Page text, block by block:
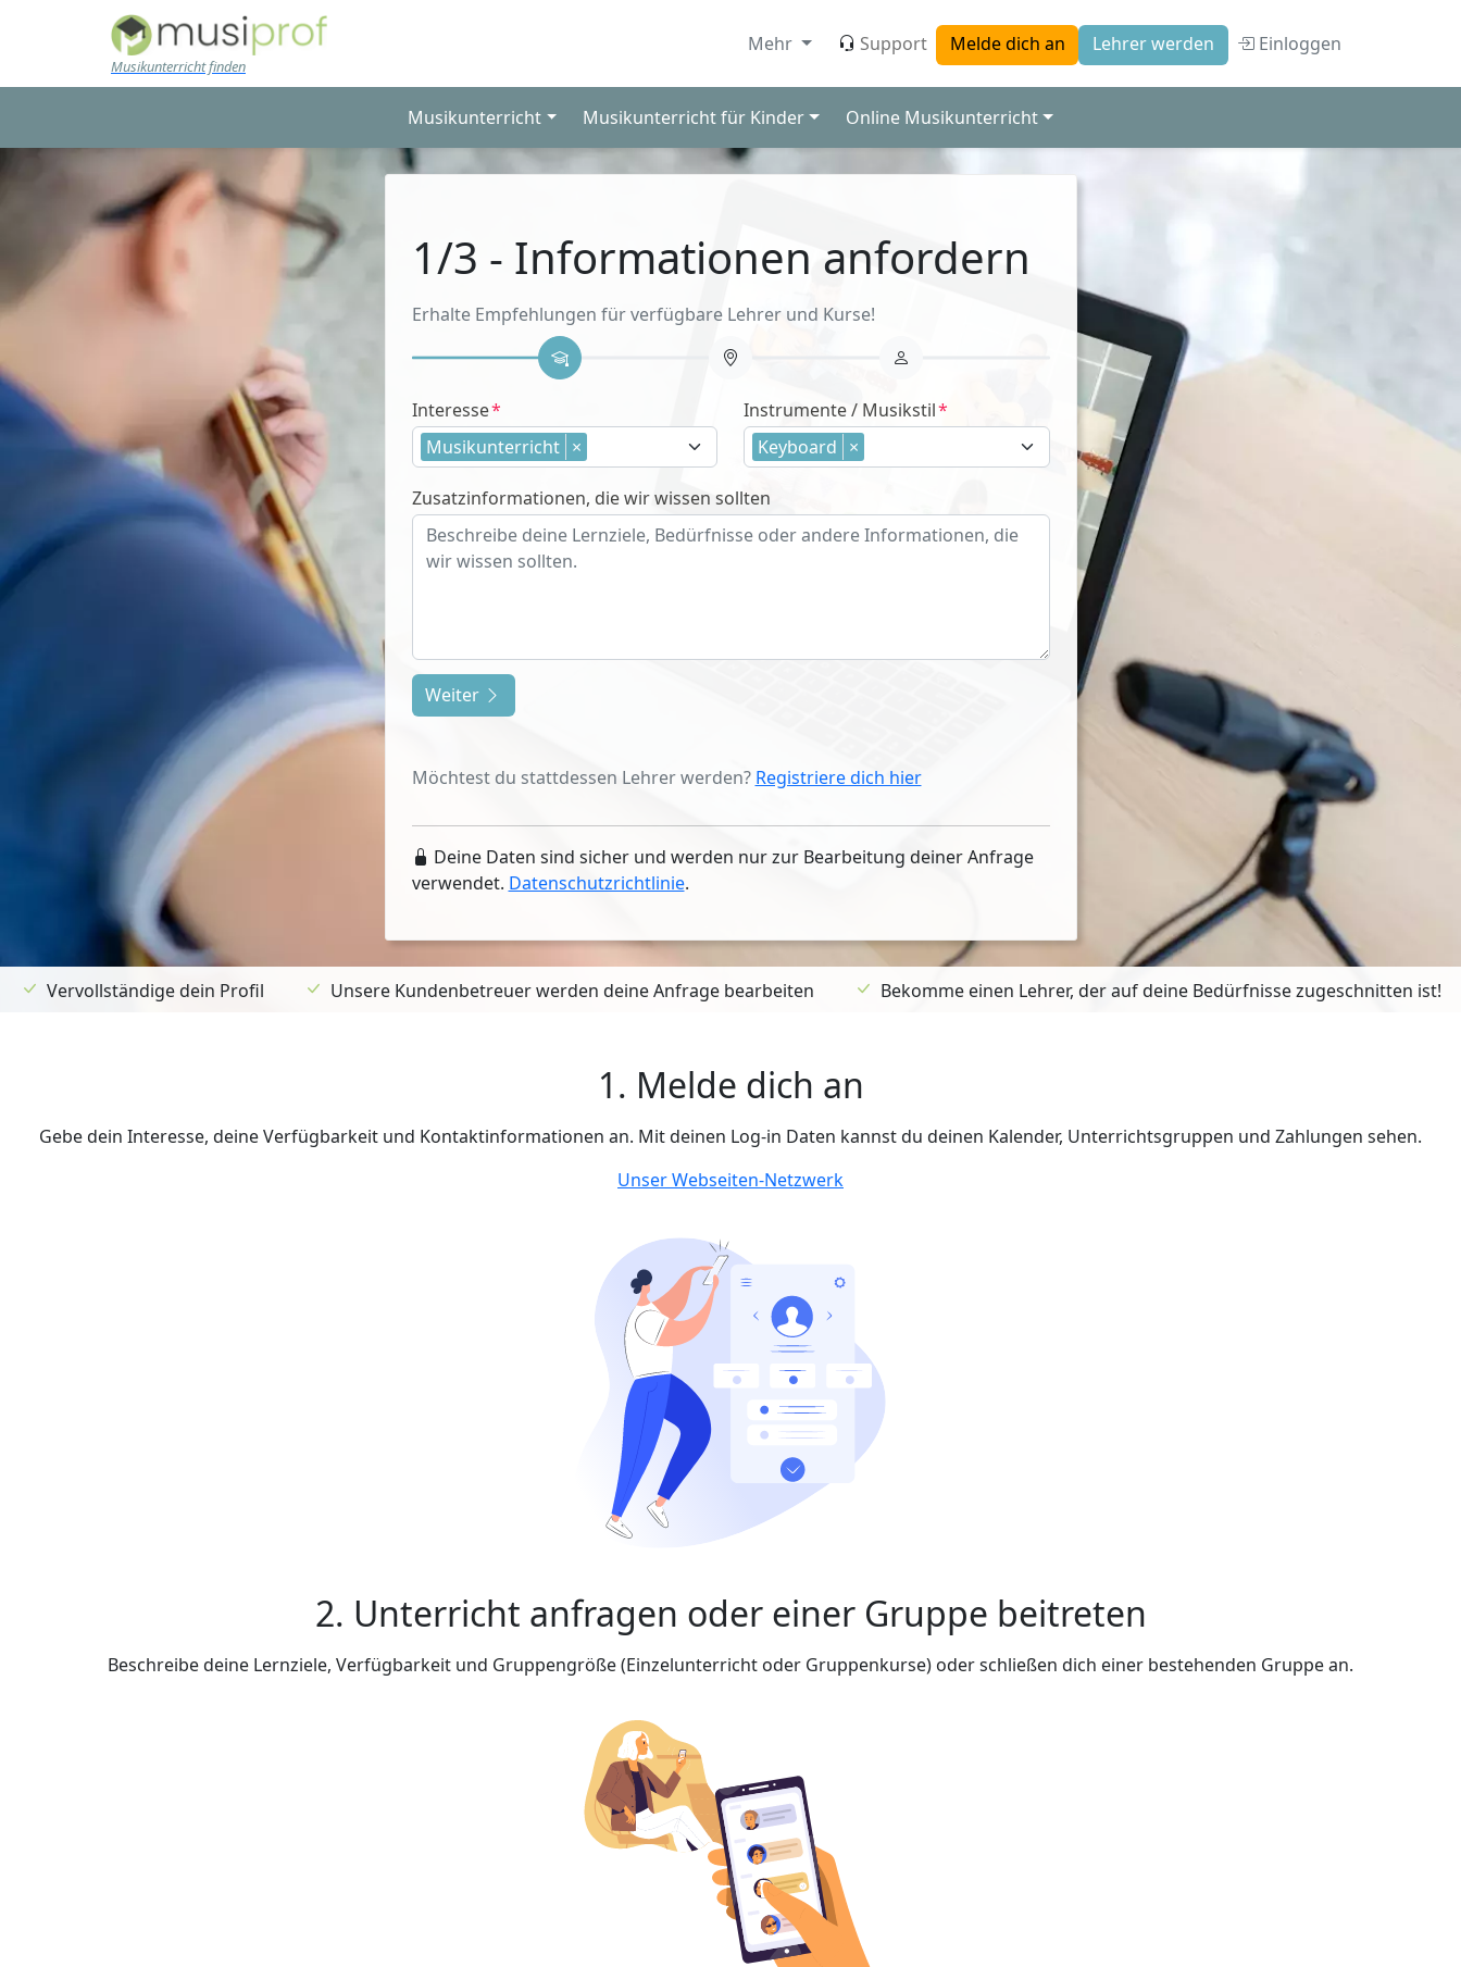
Skip to main content
Musikunterricht finden
Mehr Support Melde dich an Lehrer werden Einloggen
Musikunterricht Musikunterricht für Kinder Online Musikunterricht
1/3 - Informationen anfordern
Erhalte Empfehlungen für verfügbare Lehrer und Kurse!
Interesse
Musikunterricht ×
Instrumente / Musikstil
Keyboard ×
Zusatzinformationen, die wir wissen sollten
Weiter
Möchtest du stattdessen Lehrer werden? Registriere dich hier
Deine Daten sind sicher und werden nur zur Bearbeitung deiner Anfrage
verwendet. Datenschutzrichtlinie.
Vervollständige dein Profil Unsere Kundenbetreuer werden deine Anfrage bearbeiten Bekomme einen Lehrer, der auf deine Bedürfnisse zugeschnitten ist!
1. Melde dich an
Gebe dein Interesse, deine Verfügbarkeit und Kontaktinformationen an. Mit deinen Log-in Daten kannst du deinen Kalender, Unterrichtsgruppen und Zahlungen sehen.
Unser Webseiten-Netzwerk
2. Unterricht anfragen oder einer Gruppe beitreten
Beschreibe deine Lernziele, Verfügbarkeit und Gruppengröße (Einzelunterricht oder Gruppenkurse) oder schließen dich einer bestehenden Gruppe an.